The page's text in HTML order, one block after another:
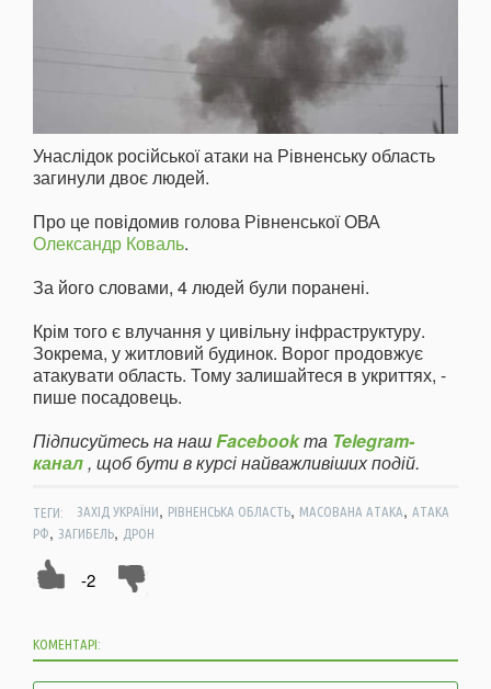
Унаслідок російської атаки на Рівненську область
загинули двоє людей.
Про це повідомив голова Рівненської ОВА
Олександр Коваль.
За його словами, 4 людей були поранені.
Крім того є влучання у цивільну інфраструктуру.
Зокрема, у житловий будинок. Ворог продовжує
атакувати область. Тому залишайтеся в укриттях, -
пише посадовець.
Підписуйтесь на нашFacebookта Telegram-
канал, щоб бути в курсі найважливіших подій.
ТЕГИ: ЗАХІД УКРАЇНИ, РІВНЕНСЬКА ОБЛАСТЬ, МАСОВАНА АТАКА, АТАКА
РФ, ЗАГИБЕЛЬ, ДРОН
-2
КОМЕНТАРІ: